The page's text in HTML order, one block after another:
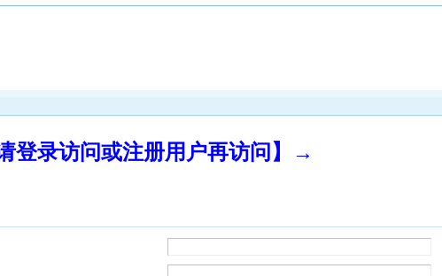
登录访问或注册用户再访问】→